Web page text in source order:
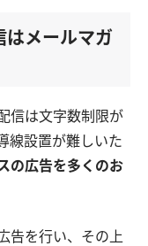
はメールマガ
信は文字数制限が
線設置が難しいた
の広告を多くのお
告を行い、その上